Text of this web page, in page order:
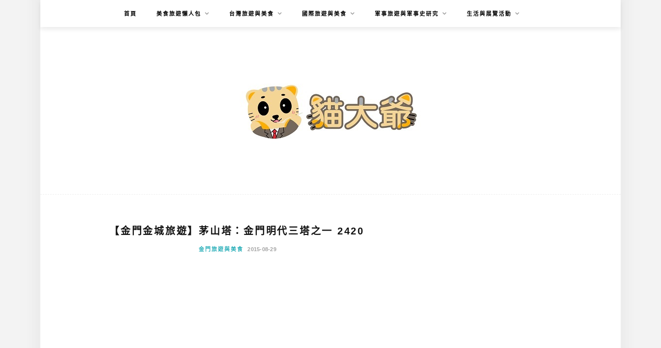
首頁 美食旅遊懶人包 台灣旅遊與美食 國際旅遊與美食 軍事旅遊與軍事史研究 生活與展覽活動
【金門金城旅遊】茅山塔：金門明代三塔之一 2420
金門旅遊與美食 2015-08-29